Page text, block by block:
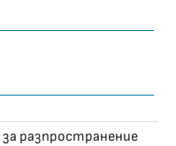
за разпространение